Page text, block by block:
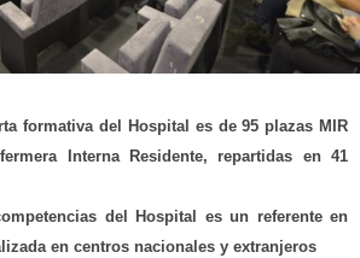
formativa del Hospital es de 95 plazas MIR
Interna Residente, repartidas en 41
del Hospital es un referente en
en centros nacionales y extranjeros